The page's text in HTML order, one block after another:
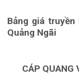
Bảng giá
Quảng Ngãi
CÁP QUANG